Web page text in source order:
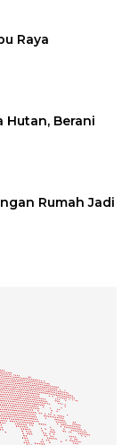
Raya
Hutan, Berani
Rumah Jadi